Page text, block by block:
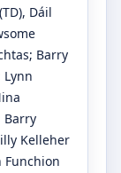
(TD), Dáil
; Barry
Lynn
Barry
Kelleher
Funchion